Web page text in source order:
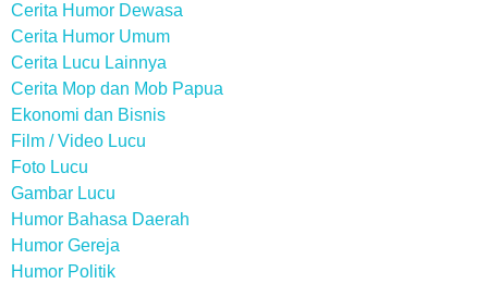
Cerita Humor Dewasa
Cerita Humor Umum
Cerita Lucu Lainnya
Cerita Mop dan Mob Papua
Ekonomi dan Bisnis
Film / Video Lucu
Foto Lucu
Gambar Lucu
Humor Bahasa Daerah
Humor Gereja
Humor Politik